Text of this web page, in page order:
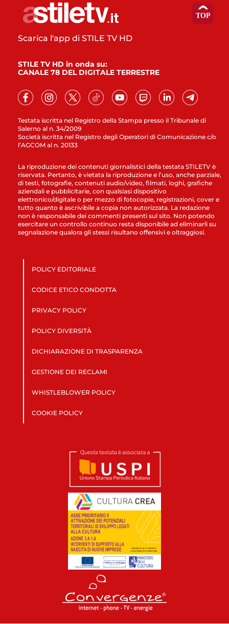
Testata iscritta nel Registro della Stampa presso il Tribunale di
Salerno al n. 34/2009
Società iscritta nel Registro degli Operatori di Comunicazione c/o
l’AGCOM al n. 20133
Scarica l'app di STILE TV HD
STILE TV HD in onda su:
CANALE 78 DEL DIGITALE TERRESTRE
La riproduzione dei contenuti giornalistici della testata STILETV è
riservata. Pertanto, è vietata la riproduzione e l’uso, anche parziale,
di testi, fotografie, contenuti audio/video, filmati, loghi, grafiche
aziendali e pubblicitarie, con qualsiasi dispositivo
elettronico/digitale o per mezzo di fotocopie, registrazioni, cover e
tutto quanto è ascrivibile a copia non autorizzata. La redazione
non è responsabile dei commenti presenti sul sito. Non potendo
esercitare un controllo continuo resta disponibile ad eliminarli su
segnalazione qualora gli stessi risultano offensivi e oltraggiosi.
POLICY EDITORIALE
CODICE ETICO CONDOTTA
PRIVACY POLICY
POLICY DIVERSITÀ
DICHIARAZIONE DI TRASPARENZA
GESTIONE DEI RECLAMI
WHISTLEBLOWER POLICY
COOKIE POLICY